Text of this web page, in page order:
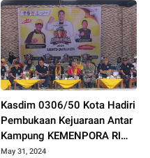
Kasdim 0306/50 Kota Hadiri
Pembukaan Kejuaraan Antar
Kampung KEMENPORA RI
Tahun 2024
May 31, 2024